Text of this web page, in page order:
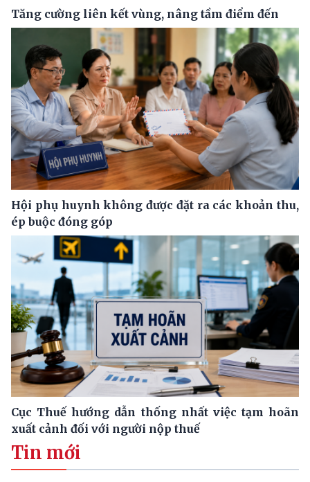
Tăng cường liên kết vùng, nâng tầm điểm đến
Hội phụ huynh không được đặt ra các khoản thu,
ép buộc đóng góp
Cục Thuế hướng dẫn thống nhất việc tạm hoãn
xuất cảnh đối với người nộp thuế
Tin mới